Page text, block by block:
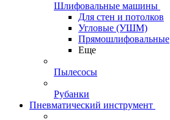
Шлифовальные машины
Для стен и потолков
Угловые (УШМ)
Прямошлифовальные
Еще
Пылесосы
Рубанки
Пневматический инструмент